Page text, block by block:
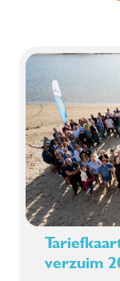
verzuim